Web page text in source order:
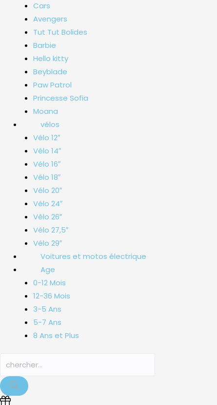
Cars
Avengers
Tut Tut Bolides
Barbie
Hello kitty
Beyblade
Paw Patrol
Princesse Sofia
Moana
vélos
Vélo 12″
Vélo 14″
Vélo 16″
Vélo 18″
Vélo 20″
Vélo 24″
Vélo 26″
Vélo 27,5″
Vélo 29″
Voitures et motos électrique
Age
0-12 Mois
12-36 Mois
3-5 Ans
5-7 Ans
8 Ans et Plus